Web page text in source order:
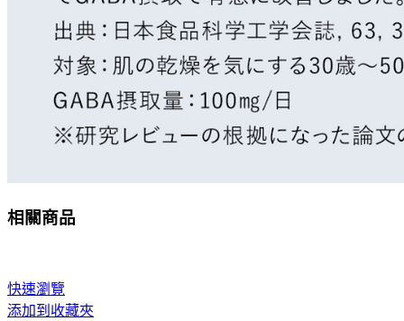
相關商品
快速瀏覽
添加到收藏夾